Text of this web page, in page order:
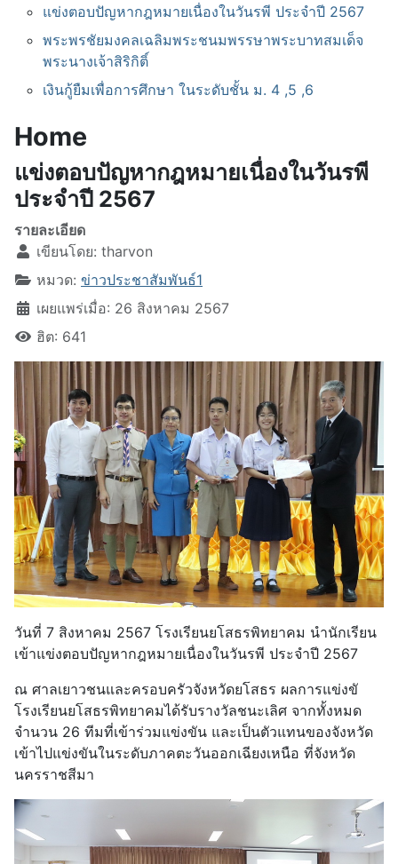
แข่งตอบปัญหากฎหมายเนื่องในวันรพี ประจำปี 2567
พระพรชัยมงคลเฉลิมพระชนมพรรษาพระบาทสมเด็จ
พระนางเจ้าสิริกิติ์
เงินกู้ยืมเพื่อการศึกษา ในระดับชั้น ม. 4 ,5 ,6
Home
แข่งตอบปัญหากฎหมายเนื่องในวันรพี
ประจำปี 2567
รายละเอียด
เขียนโดย: tharvon
หมวด: ข่าวประชาสัมพันธ์1
เผยแพร่เมื่อ: 26 สิงหาคม 2567
ฮิต: 641
วันที่ 7 สิงหาคม 2567 โรงเรียนยโสธรพิทยาคม นำนักเรียน
เข้าแข่งตอบปัญหากฎหมายเนื่องในวันรพี ประจำปี 2567
ณ ศาลเยาวชนและครอบครัวจังหวัดยโสธร ผลการแข่งขั
โรงเรียนยโสธรพิทยาคมได้รับรางวัลชนะเลิศ จากทั้งหมด
จำนวน 26 ทีมที่เข้าร่วมแข่งขัน และเป็นตัวแทนของจังหวัด
เข้าไปแข่งขันในระดับภาคตะวันออกเฉียงเหนือ ที่จังหวัด
นครราชสีมา